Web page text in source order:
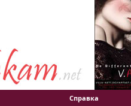
Справка